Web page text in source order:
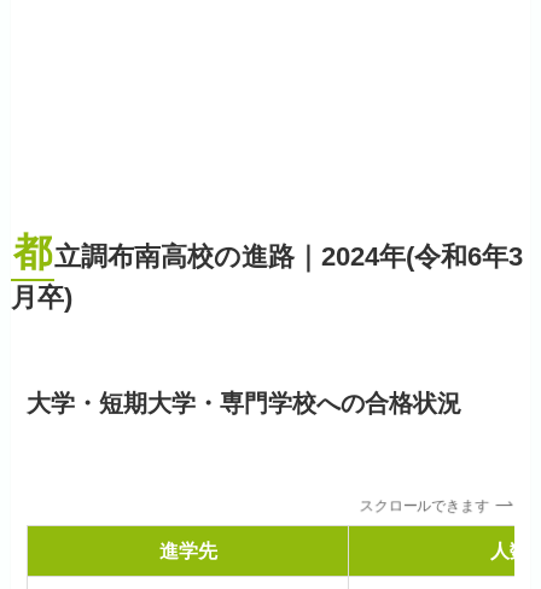
都立調布南高校の進路｜2024年(令和6年3
月卒)
大学・短期大学・専門学校への合格状況
スクロールできます
進学先 人数